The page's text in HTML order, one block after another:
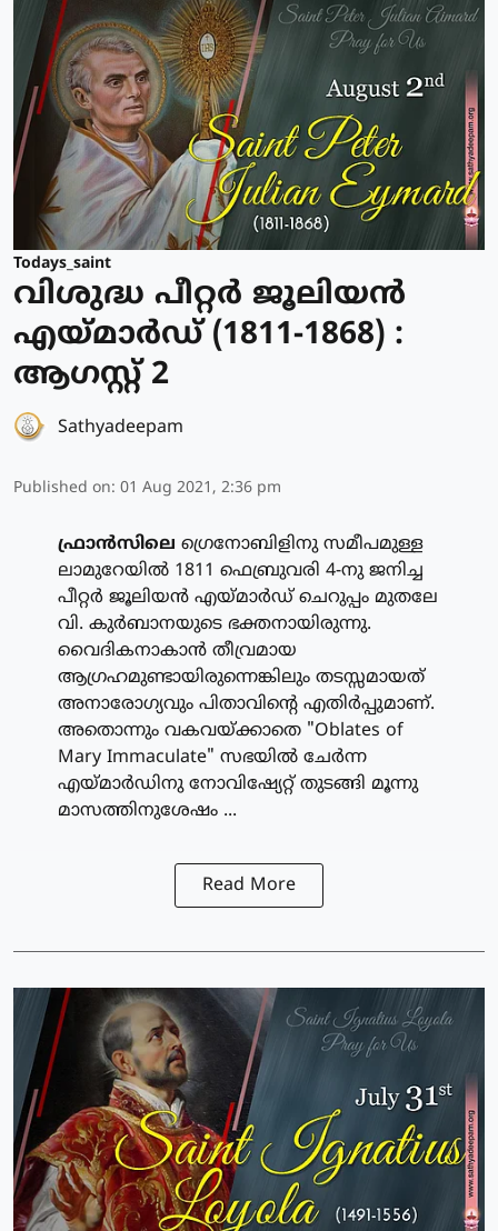
Todays_saint
വിശുദ്ധ പീറ്റര്‍ ജൂലിയന്‍
എയ്മാര്‍ഡ് (1811-1868) :
ആഗസ്റ്റ് 2
Sathyadeepam
Published on: 01 Aug 2021, 2:36 pm
ഫ്രാന്‍സിലെ ഗ്രെനോബിളിനു സമീപമുള്ള
ലാമുറേയില്‍ 1811 ഫെബ്രുവരി 4-നു ജനിച്ച
പീറ്റര്‍ ജൂലിയന്‍ എയ്മാര്‍ഡ് ചെറുപ്പം മുതലേ
വി. കുര്‍ബാനയുടെ ഭക്തനായിരുന്നു.
വൈദികനാകാന്‍ തീവ്രമായ
ആഗ്രഹമുണ്ടായിരുന്നെങ്കിലും തടസ്സമായത്
അനാരോഗ്യവും പിതാവിന്റെ എതിര്‍പ്പുമാണ്.
അതൊന്നും വകവയ്ക്കാതെ "Oblates of
Mary Immaculate" സഭയില്‍ ചേര്‍ന്ന
എയ്മാര്‍ഡിനു നോവിഷ്യേറ്റ് തുടങ്ങി മൂന്നു
മാസത്തിനുശേഷം ...
Read More